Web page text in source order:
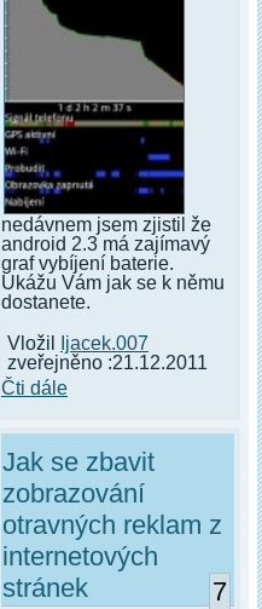
nedávnem jsem zjistil že
android 2.3 má zajímavý
graf vybíjení baterie.
Ukážu Vám jak se k němu
dostanete.
Vložil
Ijacek.007
zveřejněno :21.12.2011
Čti dále
Jak se zbavit
zobrazování
otravných reklam z
internetových
stránek
7